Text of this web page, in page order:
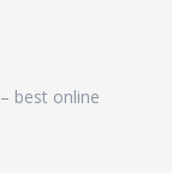
– best online